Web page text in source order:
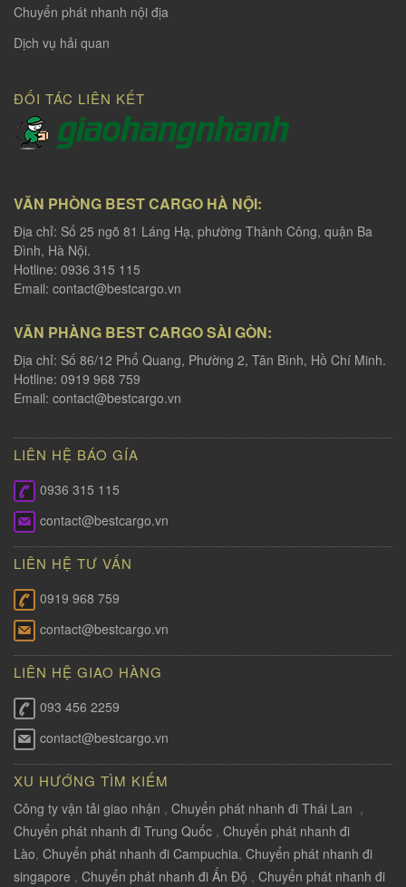
Chuyển phát nhanh nội địa
Dịch vụ hải quan
ĐỐI TÁC LIÊN KẾT
VĂN PHÒNG BEST CARGO HÀ NỘI:
Địa chỉ: Số 25 ngõ 81 Láng Hạ, phường Thành Công, quận Ba
Đình, Hà Nội.
Hotline: 0936 315 115
Email: contact@bestcargo.vn
VĂN PHÀNG BEST CARGO SÀI GÒN:
Địa chỉ: Số 86/12 Phổ Quang, Phường 2, Tân Bình, Hồ Chí Minh.
Hotline: 0919 968 759
Email: contact@bestcargo.vn
LIÊN HỆ BÁO GÍA
0936 315 115
contact@bestcargo.vn
LIÊN HỆ TƯ VẤN
0919 968 759
contact@bestcargo.vn
LIÊN HỆ GIAO HÀNG
093 456 2259
contact@bestcargo.vn
XU HƯỚNG TÌM KIẾM
Công ty vận tải giao nhận , Chuyển phát nhanh đi Thái Lan ,
Chuyển phát nhanh đi Trung Quốc , Chuyển phát nhanh đi
Lào, Chuyển phát nhanh đi Campuchia, Chuyển phát nhanh đi
singapore , Chuyển phát nhanh đi Ấn Độ , Chuyển phát nhanh đi